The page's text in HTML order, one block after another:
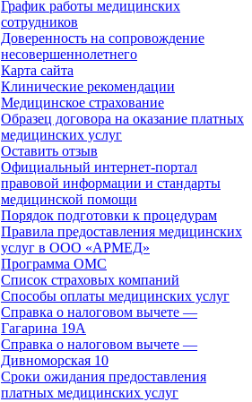
График работы медицинских
сотрудников
Доверенность на сопровождение
несовершеннолетнего
Карта сайта
Клинические рекомендации
Медицинское страхование
Образец договора на оказание платных
медицинских услуг
Оставить отзыв
Официальный интернет-портал
правовой информации и стандарты
медицинской помощи
Порядок подготовки к процедурам
Правила предоставления медицинских
услуг в ООО «АРМЕД»
Программа ОМС
Список страховых компаний
Способы оплаты медицинских услуг
Справка о налоговом вычете —
Гагарина 19А
Справка о налоговом вычете —
Дивноморская 10
Сроки ожидания предоставления
платных медицинских услуг